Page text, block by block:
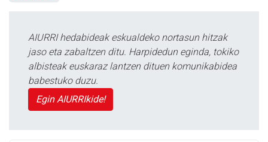
AIURRI hedabideak eskualdeko nortasun hitzak
jaso eta zabaltzen ditu. Harpidedun eginda, tokiko
albisteak euskaraz lantzen dituen komunikabidea
babestuko duzu.
Egin AIURRIkide!